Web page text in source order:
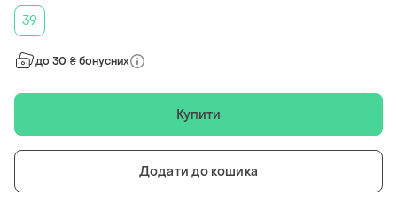
39
до 30 ₴ бонусних
Купити
Додати до кошика